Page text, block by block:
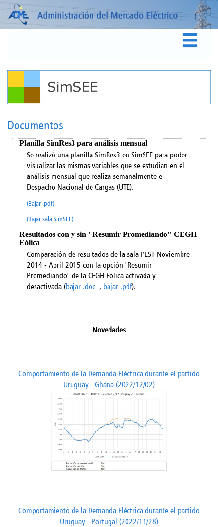
Documentos
Planilla SimRes3 para análisis mensual
Se realizó una planilla SimRes3 en SimSEE para poder
visualizar las mismas variables que se estudian en el
análisis mensual que realiza semanalmente el
Despacho Nacional de Cargas (UTE).
(Bajar .pdf)
(Bajar sala SimSEE)
Resultados con y sin "Resumir Promediando" CEGH
Eólica
Comparación de resultados de la sala PEST Noviembre
2014 - Abril 2015 con la opción "Resumir
Promediando" de la CEGH Eólica activada y
desactivada (bajar .doc , bajar .pdf).
Novedades
Comportamiento de la Demanda Eléctrica durante el partido
Uruguay - Ghana (2022/12/02)
Comportamiento de la Demanda Eléctrica durante el partido
Uruguay - Portugal (2022/11/28)